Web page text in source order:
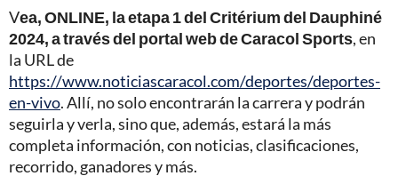
Vea, ONLINE, la etapa 1 del Critérium del Dauphiné
2024, a través del portal web de Caracol Sports, en
la URL de
https://www.noticiascaracol.com/deportes/deportes-
en-vivo. Allí, no solo encontrarán la carrera y podrán
seguirla y verla, sino que, además, estará la más
completa información, con noticias, clasificaciones,
recorrido, ganadores y más.